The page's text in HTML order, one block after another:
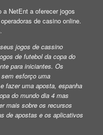
NetEnt a oferecer jogos
de casino online.
jogos de cassino
de futebol da copa do
para iniciantes. Os
esforço uma
fazer uma aposta, espanha
do mundo dia 4 mas
mais sobre os recursos
de apostas e os aplicativos